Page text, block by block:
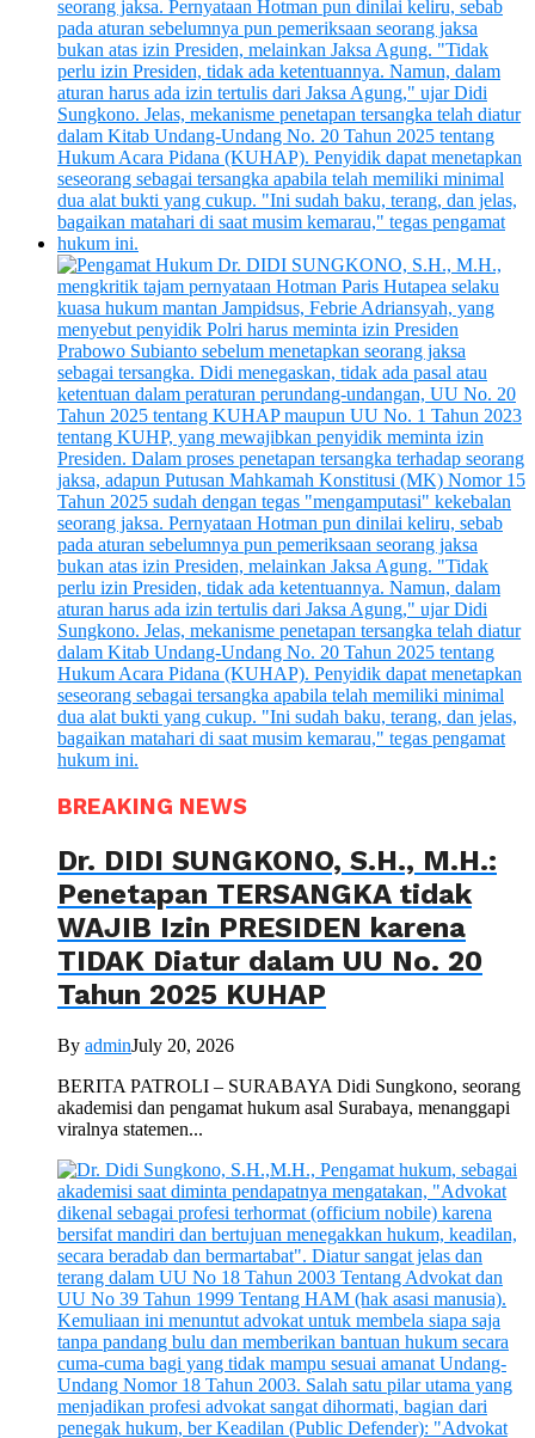
BREAKING NEWS
Dr. DIDI SUNGKONO, S.H., M.H.:
Penetapan TERSANGKA tidak
WAJIB Izin PRESIDEN karena
TIDAK Diatur dalam UU No. 20
Tahun 2025 KUHAP
By adminJuly 20, 2026
BERITA PATROLI – SURABAYA Didi Sungkono, seorang
akademisi dan pengamat hukum asal Surabaya, menanggapi
viralnya statemen...